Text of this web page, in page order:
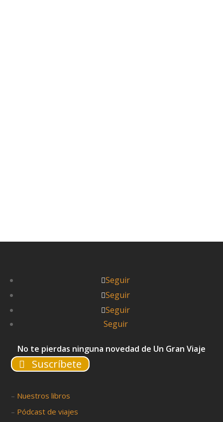
Seguir
Seguir
Seguir
Seguir
No te pierdas ninguna novedad de Un Gran Viaje
Suscríbete
– Nuestros libros
– Pódcast de viajes